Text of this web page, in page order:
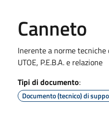
Canneto
Inerente a norme
UTOE, P.E.B.A. e relazione
Tipi di documento:
Documento (tecnico) di